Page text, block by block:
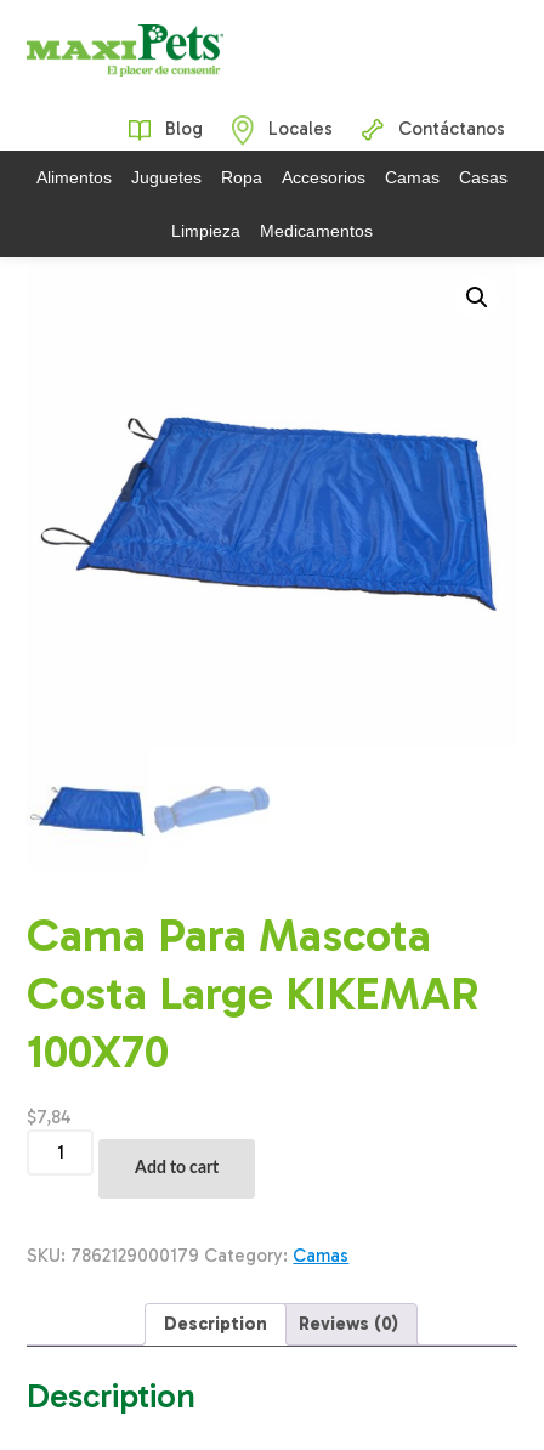
Blog Locales Contáctanos
Alimentos Juguetes Ropa Accesorios Camas Casas
Limpieza Medicamentos
Cama Para Mascota
Costa Large KIKEMAR
100X70
$7,84
Para
KIKEMAR
Add to cart
SKU: 7862129000179 Category: Camas
Description Reviews (0)
Description